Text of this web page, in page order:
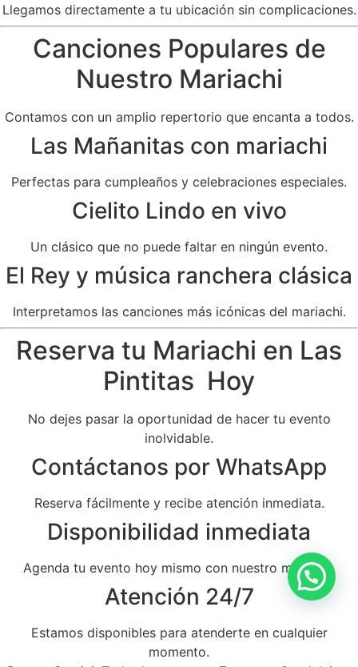
Llegamos directamente a tu ubicación sin complicaciones.
Canciones Populares de
Nuestro Mariachi
Contamos con un amplio repertorio que encanta a todos.
Las Mañanitas con mariachi
Perfectas para cumpleaños y celebraciones especiales.
Cielito Lindo en vivo
Un clásico que no puede faltar en ningún evento.
El Rey y música ranchera clásica
Interpretamos las canciones más icónicas del mariachi.
Reserva tu Mariachi en Las
Pintitas Hoy
No dejes pasar la oportunidad de hacer tu evento
inolvidable.
Contáctanos por WhatsApp
Reserva fácilmente y recibe atención inmediata.
Disponibilidad inmediata
Agenda tu evento hoy mismo con nuestro mariachi.
Atención 24/7
Estamos disponibles para atenderte en cualquier
momento.